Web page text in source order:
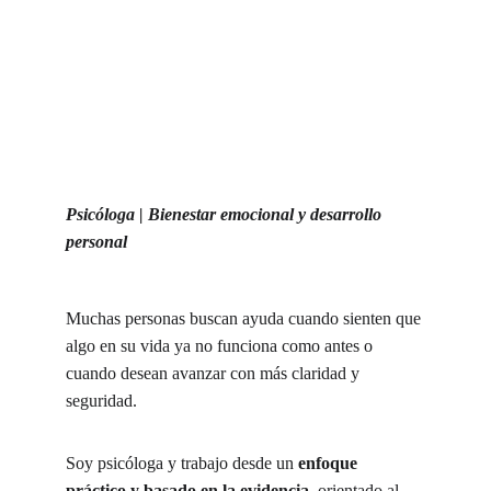
Psicóloga | Bienestar emocional y desarrollo
personal
Muchas personas buscan ayuda cuando sienten que
algo en su vida ya no funciona como antes o
cuando desean avanzar con más claridad y
seguridad.
Soy psicóloga y trabajo desde un enfoque